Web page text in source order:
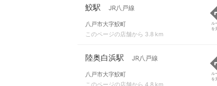
鮫駅 JR八戸線
八戸市大字鮫町
このページの店舗から 3.8 km
ル
を
陸奥白浜駅 JR八戸線
八戸市大字鮫町
このページの店舗から 4.8 km
ル
を